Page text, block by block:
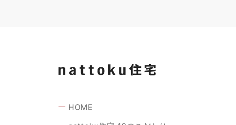
HOME